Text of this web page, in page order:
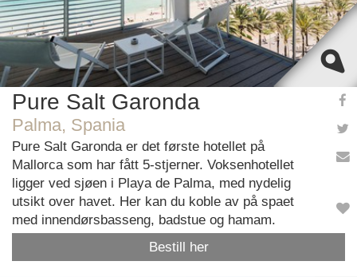
Pure Salt Garonda
Palma, Spania
Pure Salt Garonda er det første hotellet på
Mallorca som har fått 5-stjerner. Voksenhotellet
ligger ved sjøen i Playa de Palma, med nydelig
utsikt over havet. Her kan du koble av på spaet
med innendørsbasseng, badstue og hamam.
Bestill her